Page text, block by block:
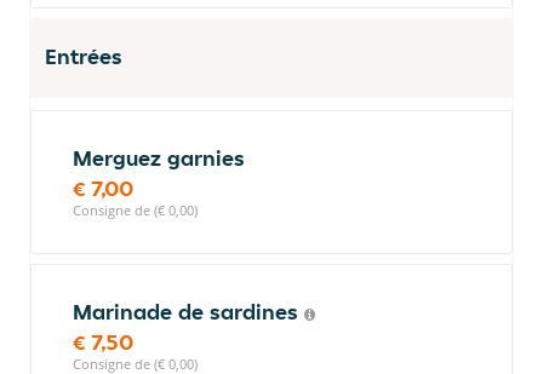
Entrées
Merguez garnies
€ 7,00
Consigne de (€ 0,00)
Marinade de sardines
€ 7,50
Consigne de (€ 0,00)